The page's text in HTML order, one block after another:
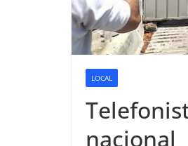
LOCAL
nacional